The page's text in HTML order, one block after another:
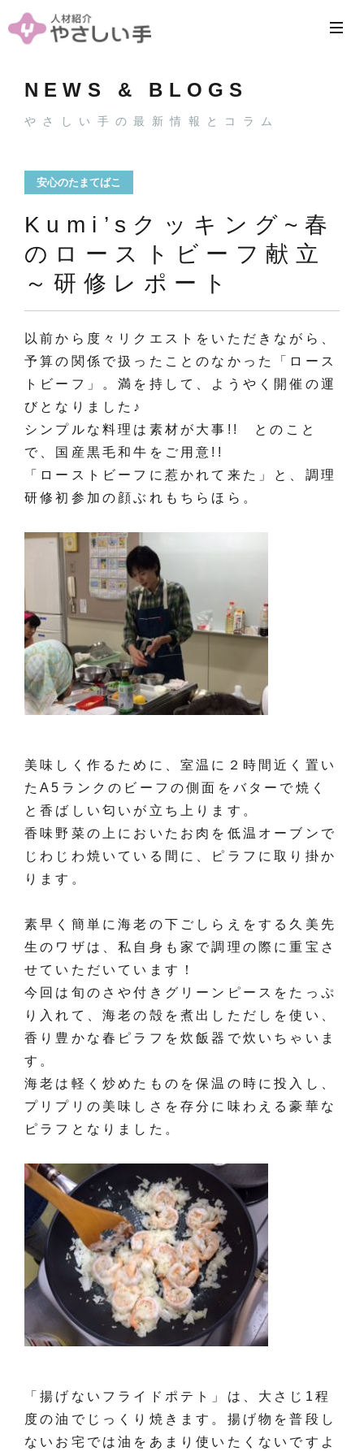
NEWS & BLOGS
やさしい手の最新情報とコラム
安心のたまてばこ
Kumi’sクッキング~春
のローストビーフ献立
～研修レポート
以前から度々リクエストをいただきながら、
予算の関係で扱ったことのなかった「ロース
トビーフ」。満を持して、ようやく開催の運
びとなりました♪
シンプルな料理は素材が大事!! とのこと
で、国産黒毛和牛をご用意!!
「ローストビーフに惹かれて来た」と、調理
研修初参加の顔ぶれもちらほら。
美味しく作るために、室温に２時間近く置い
たA5ランクのビーフの側面をバターで焼く
と香ばしい匂いが立ち上ります。
香味野菜の上においたお肉を低温オーブンで
じわじわ焼いている間に、ピラフに取り掛か
ります。
素早く簡単に海老の下ごしらえをする久美先
生のワザは、私自身も家で調理の際に重宝さ
せていただいています！
今回は旬のさや付きグリーンピースをたっぷ
り入れて、海老の殻を煮出しただしを使い、
香り豊かな春ピラフを炊飯器で炊いちゃいま
す。
海老は軽く炒めたものを保温の時に投入し、
プリプリの美味しさを存分に味わえる豪華な
ピラフとなりました。
「揚げないフライドポテト」は、大さじ1程
度の油でじっくり焼きます。揚げ物を普段し
ないお宅では油をあまり使いたくないですよ